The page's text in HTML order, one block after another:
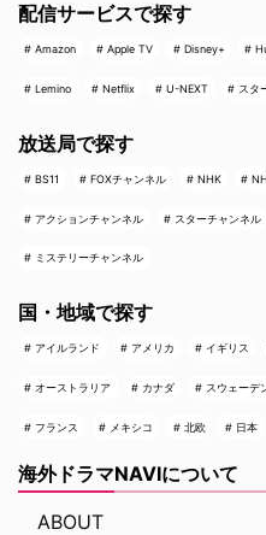
配信サービスで探す
Amazon Apple TV Disney+
Lemino Netflix U-NEXT スタ
放送局で探す
BS11 FOXチャンネル NHK
アクションチャンネル スターチャンネル
ミステリーチャンネル
国・地域で探す
アイルランド アメリカ イギリス
オーストラリア カナダ スウェーデ
フランス メキシコ 北欧 日本
海外ドラマNAVIについて
ABOUT